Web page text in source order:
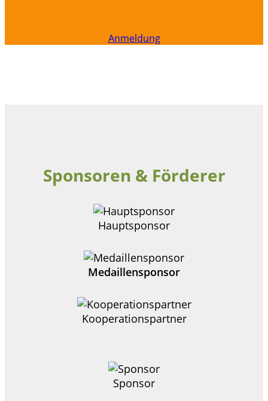
Anmeldung
Sponsoren & Förderer
Hauptsponsor
Medaillensponsor
Kooperationspartner
Sponsor